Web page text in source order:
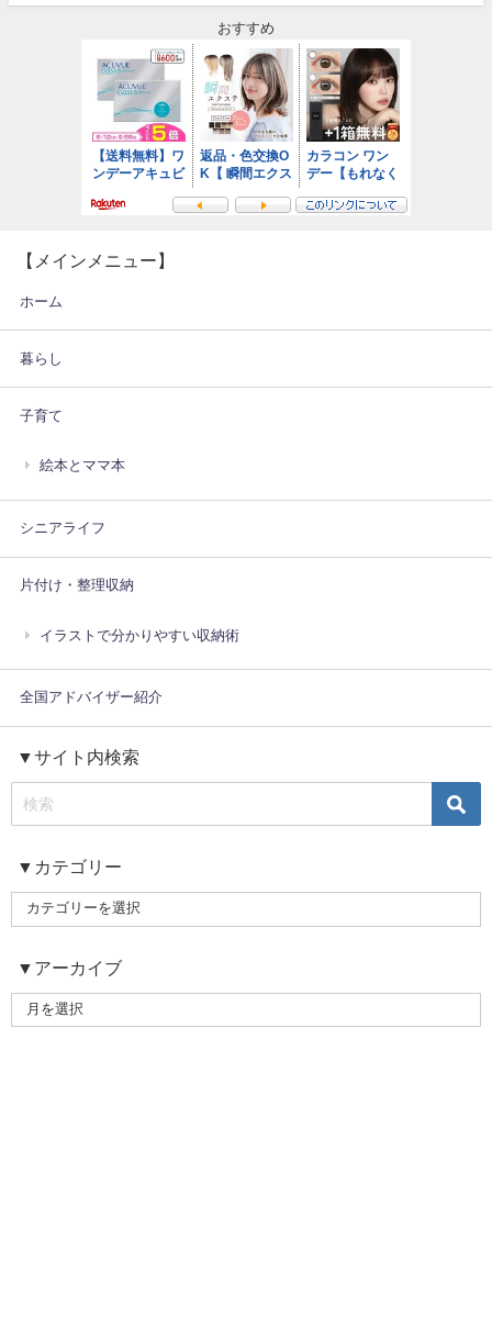
おすすめ
【メインメニュー】
ホーム
暮らし
子育て
絵本とママ本
シニアライフ
片付け・整理収納
イラストで分かりやすい収納術
全国アドバイザー紹介
▼サイト内検索
▼カテゴリー
▼アーカイブ